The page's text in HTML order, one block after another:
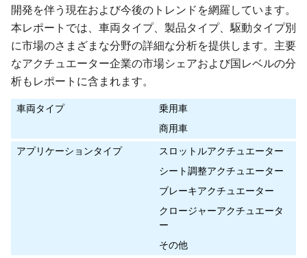
開発を伴う現在および今後のトレンドを網羅しています。
本レポートでは、車両タイプ、製品タイプ、駆動タイプ別
に市場のさまざまな分野の詳細な分析を提供します。主要
なアクチュエーター企業の市場シェアおよび国レベルの分
析もレポートに含まれます。
車両タイプ
乗用車
商用車
アプリケーションタイプ
スロットルアクチュエーター
シート調整アクチュエーター
ブレーキアクチュエーター
クロージャーアクチュエータ
ー
その他